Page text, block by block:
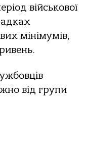
військової
мінімумів,
від групи